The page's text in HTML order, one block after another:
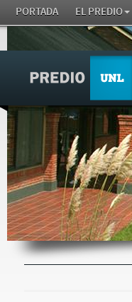
PORTADA EL PREDIO